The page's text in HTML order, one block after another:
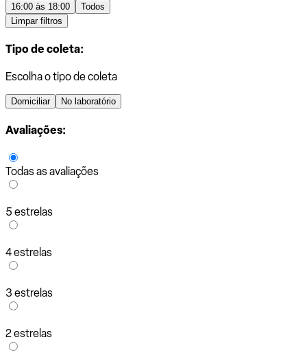
16:00 às 18:00
Todos
Limpar filtros
Tipo de coleta:
Escolha o tipo de coleta
Domiciliar No laboratório
Avaliações:
Todas as avaliações
5 estrelas
4 estrelas
3 estrelas
2 estrelas